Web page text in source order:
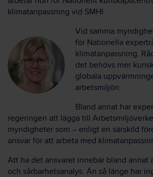
klimatanpassning vid SMHI.
Vid samma
för Nationella
klimatanpassning.
det behövs mer
globala
arbetsmiljön.
Bland annat har
regeringen att lägga till
myndigheter som – enligt en särskild
ansvar för att arbeta med
Att ha det ansvaret innebär bland annat
och sårbarhetsanalys. Än så länge har